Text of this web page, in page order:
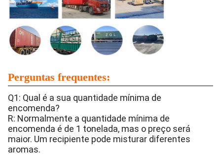
Perguntas frequentes:
Q1: Qual é a sua quantidade mínima de
encomenda?
R: Normalmente a quantidade mínima de
encomenda é de 1 tonelada, mas o preço será
maior. Um recipiente pode misturar diferentes
aromas.